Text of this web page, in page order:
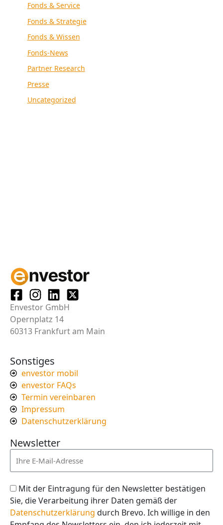
Fonds & Service
Fonds & Strategie
Fonds & Wissen
Fonds-News
Partner Research
Presse
Uncategorized
Envestor GmbH
Opernplatz 14
60313 Frankfurt am Main
Sonstiges
envestor mobil
envestor FAQs
Termin vereinbaren
Impressum
Datenschutzerklärung
Newsletter
Mit der Eintragung für den Newsletter bestätigen
Sie, die Verarbeitung ihrer Daten gemäß der
Datenschutzerklärung durch Brevo. Ich willige in den